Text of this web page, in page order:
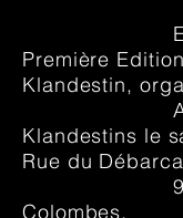
Expo
Première
Klandestin,
Klandestins le
Rue du
Colombes.